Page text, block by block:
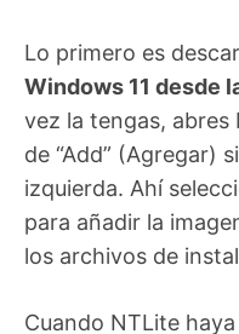
Lo primero es
Windows 11 desde
vez la tengas, abres
de “Add” (Agregar)
izquierda. Ahí
para añadir la
los archivos de
Cuando NTLite